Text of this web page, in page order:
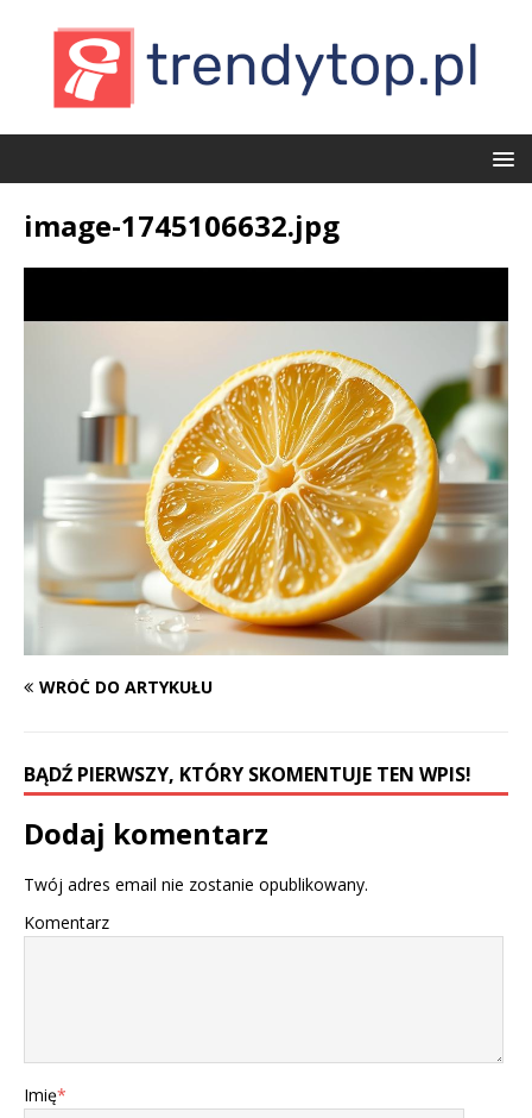
image-1745106632.jpg
WRÓĆ DO ARTYKUŁU
BĄDŹ PIERWSZY, KTÓRY SKOMENTUJE TEN WPIS!
Dodaj komentarz
Twój adres email nie zostanie opublikowany.
Komentarz
Imię*